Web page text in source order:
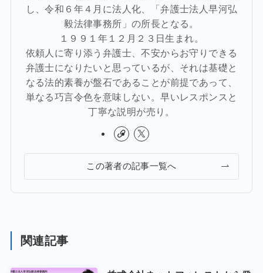
し、令和６年４月に法人化、「弁護士法人早河弘
毅法律事務所」の所長となる。
１９９１年１２月２３日生まれ。
依頼人に寄り添う弁護士、不安からお守りできる
弁護士になりたいと思っているが、それは基礎と
なる法的素養が盤石であることが前提であって、
単なる巧言令色を意味しない。早いレスポンスと
丁寧な説明が売り。
この著者の記事一覧へ
関連記事